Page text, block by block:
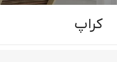
کراپ